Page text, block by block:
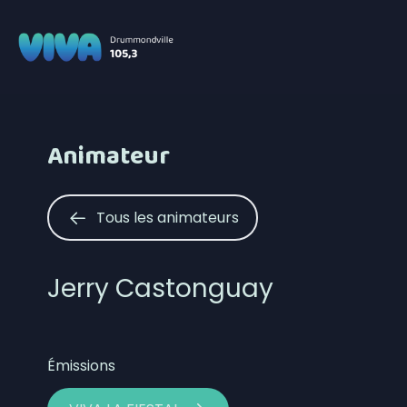
Animateur
Tous les animateurs
Jerry Castonguay
Émissions